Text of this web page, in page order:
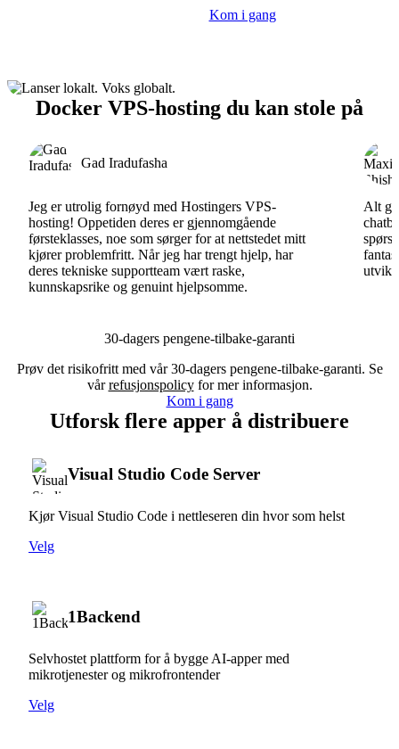
Kom i gang
Docker VPS-hosting du kan stole på
Gad Iradufasha
Jeg er utrolig fornøyd med Hostingers VPS-
hosting! Oppetiden deres er gjennomgående
førsteklasses, noe som sørger for at nettstedet mitt
kjører problemfritt. Når jeg har trengt hjelp, har
deres tekniske supportteam vært raske,
kunnskapsrike og genuint hjelpsomme.
Alt
30-dagers pengene-tilbake-garanti
Prøv det risikofritt med vår 30-dagers pengene-tilbake-garanti. Se
vårrefusjonspolicyfor mer informasjon.
Kom i gang
Utforsk flere apper å distribuere
Visual Studio Code Server
Kjør Visual Studio Code i nettleseren din hvor som helst
Velg
1Backend
Selvhostet plattform for å bygge AI-apper med
mikrotjenester og mikrofrontender
Velg